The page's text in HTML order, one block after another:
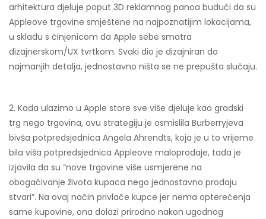
arhitektura djeluje poput 3D reklamnog panoa budući da su
Appleove trgovine smještene na najpoznatijim lokacijama,
u skladu s činjenicom da Apple sebe smatra
dizajnerskom/UX tvrtkom. Svaki dio je dizajniran do
najmanjih detalja, jednostavno ništa se ne prepušta slučaju.
2. Kada ulazimo u Apple store sve više djeluje kao gradski
trg nego trgovina, ovu strategiju je osmislila Burberryjeva
bivša potpredsjednica Angela Ahrendts, koja je u to vrijeme
bila viša potpredsjednica Appleove maloprodaje, tada je
izjavila da su “nove trgovine više usmjerene na
obogaćivanje života kupaca nego jednostavno prodaju
stvari”. Na ovaj način privlače kupce jer nema opterećenja
same kupovine, ona dolazi prirodno nakon ugodnog